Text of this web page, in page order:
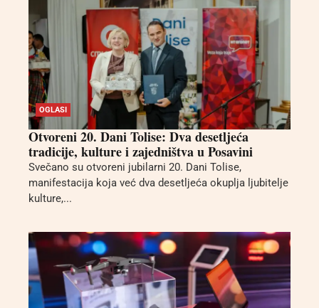
OGLASI
Otvoreni 20. Dani Tolise: Dva desetljeća
tradicije, kulture i zajedništva u Posavini
Svečano su otvoreni jubilarni 20. Dani Tolise,
manifestacija koja već dva desetljeća okuplja ljubitelje
kulture,...